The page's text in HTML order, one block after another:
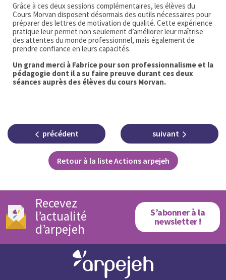
Grâce à ces deux sessions complémentaires, les élèves du
Cours Morvan disposent désormais des outils nécessaires pour
préparer des lettres de motivation de qualité. Cette expérience
pratique leur permet non seulement d’améliorer leur maîtrise
des attentes du monde professionnel, mais également de
prendre confiance en leurs capacités.
Un grand merci à Fabrice pour son professionnalisme et la
pédagogie dont il a su faire preuve durant ces deux
séances auprès des élèves du cours Morvan.
précédent
Retour à la liste Actions arpejeh
suivant
Recevez
l’actualité
d’arpejeh
S’abonner à la
newsletter !